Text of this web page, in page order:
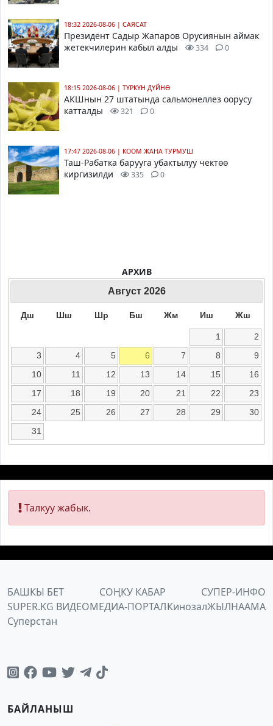
18:32 2026-08-06 | САЯСАТ
Президент Садыр Жапаров Орусиянын аймак
жетекчилерин кабыл алды
334 0
18:15 2026-08-06 | ТҮРКҮН ДҮЙНӨ
АКШнын 27 штатында сальмонеллез оорусу
катталды
321 0
17:47 2026-08-06 | КООМ ЖАНА ТУРМУШ
Таш-Рабатка барууга убактылуу чектөө
киргизилди
335 0
АРХИВ
Август 2026
Дш Шш Шр Бш Жм Иш Жш
1
2
3
4 5 6 7 8
9
10
11 12 13 14 15
16
17
18 19 20 21 22
23
24
25 26 27 28 29
30
31
Талкуу жабык.
БАШКЫ БЕТ СОҢКУ КАБАР
СУПЕР-ИНФО
SUPER.KG ВИДЕОМЕДИА-ПОРТАЛКинозалЖЫЛНААМА
Суперстан
БАЙЛАНЫШ